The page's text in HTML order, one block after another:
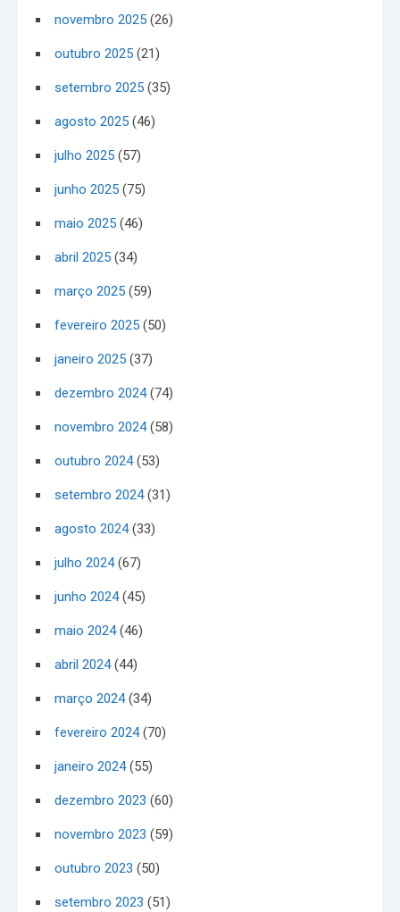
novembro 2025 (26)
outubro 2025 (21)
setembro 2025 (35)
agosto 2025 (46)
julho 2025 (57)
junho 2025 (75)
maio 2025 (46)
abril 2025 (34)
março 2025 (59)
fevereiro 2025 (50)
janeiro 2025 (37)
dezembro 2024(74)
novembro 2024(58)
outubro 2024(53)
setembro 2024(31)
agosto 2024(33)
julho 2024(67)
junho 2024(45)
maio 2024(46)
abril 2024(44)
março 2024(34)
fevereiro 2024(70)
janeiro 2024(55)
dezembro 2023 (60)
novembro 2023 (59)
outubro 2023 (50)
setembro 2023 (51)